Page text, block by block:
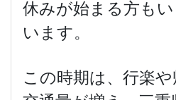
休みが始まる方も
います。
この時期は、行楽